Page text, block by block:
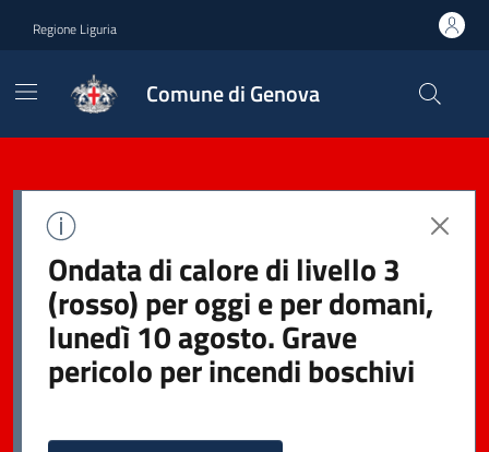
Regione Liguria
Comune di Genova
Ondata di calore di livello 3
(rosso) per oggi e per domani,
lunedì 10 agosto. Grave
pericolo per incendi boschivi